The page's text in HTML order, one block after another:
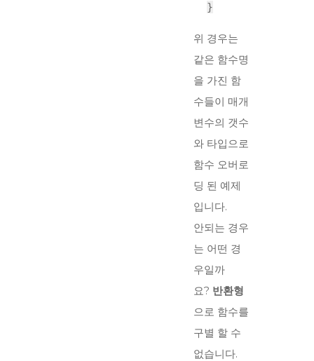
}
위 경우는
같은 함수명
을 가진 함
수들이 매개
변수의 갯수
와 타입으로
함수 오버로
딩 된 예제
입니다.
안되는 경우
는 어떤 경
우일까
요? 반환형
으로 함수를
구별 할 수
없습니다.